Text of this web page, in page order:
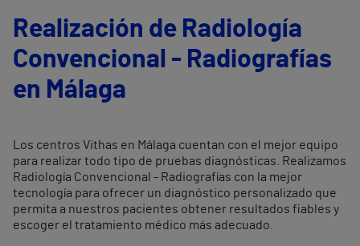
Realización de Radiología
Convencional - Radiografías
en Málaga
Los centros Vithas en Málaga cuentan con el mejor equipo
para realizar todo tipo de pruebas diagnósticas. Realizamos
Radiología Convencional - Radiografías con la mejor
tecnología para ofrecer un diagnóstico personalizado que
permita a nuestros pacientes obtener resultados fiables y
escoger el tratamiento médico más adecuado.